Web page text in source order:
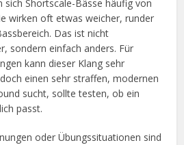
sich Shortscale-Bässe häufig von
wirken oft etwas weicher, runder
Das ist nicht
sondern einfach anders. Für
kann dieser Klang sehr
einen sehr straffen, modernen
sucht, sollte testen, ob ein
passt.
oder Übungssituationen sind